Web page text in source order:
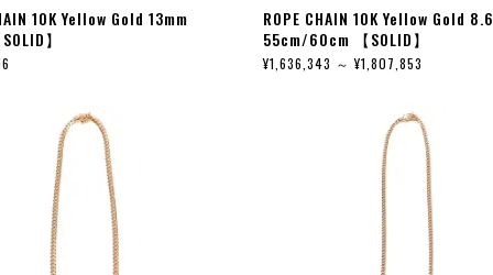
10K Yellow Gold 13mm
】
ROPE CHAIN 10K Yellow Gold
55cm/60cm 【SOLID】
¥1,636,343 ～ ¥1,807,853